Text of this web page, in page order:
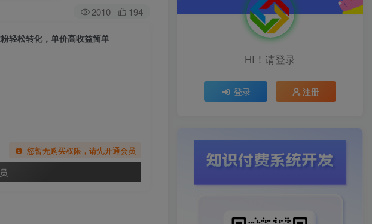
2010 194
轻松转化，单价高收益简单
您暂无购买权限，请先开通会员
HI！请登录
登录 注册